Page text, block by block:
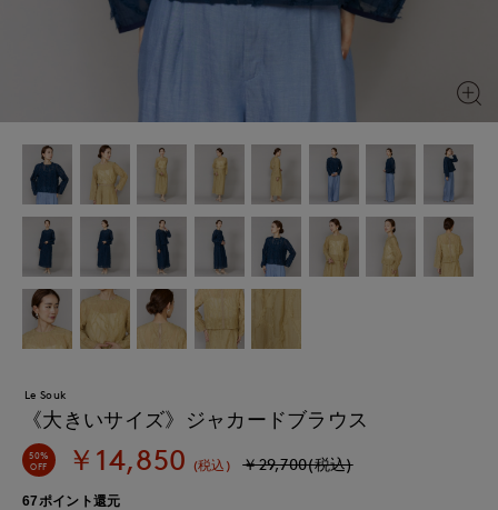
Le Souk
《大きいサイズ》ジャカードブラウス
50%
OFF ￥14,850 (税込) ￥29,700(税込)
67ポイント還元